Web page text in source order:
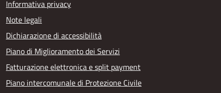
Informativa privacy
Note legali
Dichiarazione di accessibilità
Piano di Miglioramento dei Servizi
Fatturazione elettronica e split payment
Piano intercomunale di Protezione Civile